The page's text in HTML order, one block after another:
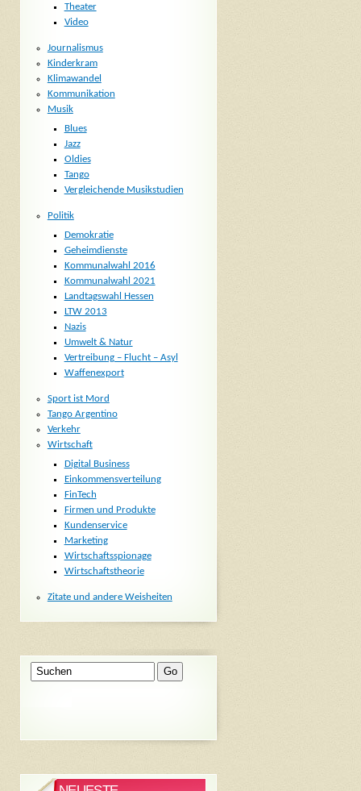
Theater
Video
Journalismus
Kinderkram
Klimawandel
Kommunikation
Musik
Blues
Jazz
Oldies
Tango
Vergleichende Musikstudien
Politik
Demokratie
Geheimdienste
Kommunalwahl 2016
Kommunalwahl 2021
Landtagswahl Hessen
LTW 2013
Nazis
Umwelt & Natur
Vertreibung – Flucht – Asyl
Waffenexport
Sport ist Mord
Tango Argentino
Verkehr
Wirtschaft
Digital Business
Einkommensverteilung
FinTech
Firmen und Produkte
Kundenservice
Marketing
Wirtschaftsspionage
Wirtschaftstheorie
Zitate und andere Weisheiten